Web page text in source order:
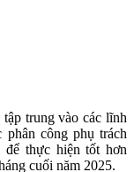
trung vào các lĩnh
công phụ trách
để thực hiện tốt hơn
cuối năm 2025.